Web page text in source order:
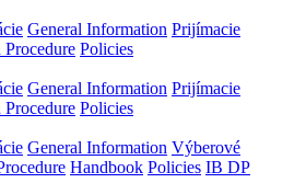
General Information Prijímacie
Policies
General Information Prijímacie
Policies
General Information Výberové
Handbook Policies IB DP